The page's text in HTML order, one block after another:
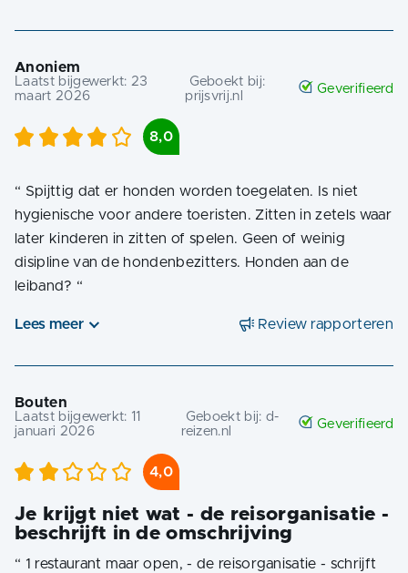
Anoniem
Laatst bijgewerkt: 23
maart 2026
Geboekt bij:
prijsvrij.nl
Geverifieerd
8,0
“ Spijttig dat er honden worden toegelaten. Is niet
hygienische voor andere toeristen. Zitten in zetels waar
later kinderen in zitten of spelen. Geen of weinig
disipline van de hondenbezitters. Honden aan de
leiband? “
Lees meer Review rapporteren
Bouten
Laatst bijgewerkt: 11
januari 2026
Geboekt bij: d-
reizen.nl
Geverifieerd
4,0
Je krijgt niet wat - de reisorganisatie -
beschrijft in de omschrijving
“ 1 restaurant maar open, - de reisorganisatie - schrijft